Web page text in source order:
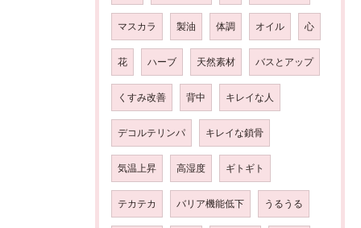
マスカラ 製油 体調 オイル 心
花 ハーブ 天然素材 バスとアップ
くすみ改善 背中 キレイな人
デコルテリンパ キレイな鎖骨
気温上昇 高湿度 ギトギト
テカテカ バリア機能低下 うるうる